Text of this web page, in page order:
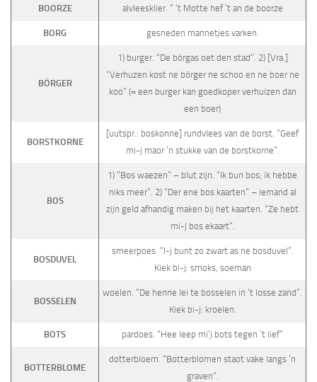
BOORZE alvleesklier. ” ’t Motte hef ’t an de boorze
BORG gesneden mannetjes varken.
BÖRGER
1) burger. “De börgas oet den stad”. 2) [Vra.]
“Verhuzen kost ne börger ne schoo en ne boer ne
koo” (= een burger kan goedkoper verhuizen dan
een boer)
BORSTKORNE
[uutspr.: boskonne] rundvlees van de borst. “Geef
mi-j maor ’n stukke van de borstkorne”.
BOS
1) “Bos waezen” – blut zijn. “Ik bun bos; ik hebbe
niks meer”. 2) “Der ene bos kaarten” – iemand al
zijn geld afhandig maken bij het kaarten. “Ze hebt
mi-j bos ekaart”.
BOSDUVEL
smeerpoes. “I-j bunt zo zwart as ne bosduvel”.
Kiek bi-j: smoks, soeman
BOSSELEN
woelen. “De henne lei te bosselen in ’t losse zand”.
Kiek bi-j: kroelen.
BOTS pardoes. “Hee leep mi’j bots tegen ’t lief”
BOTTERBLOME
dotterbloem. “Botterblomen staot vake langs ’n
graven”.